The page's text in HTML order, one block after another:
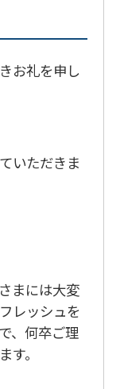
お礼を申し
いただきま
まには大変
レッシュを
、何卒ご理
。